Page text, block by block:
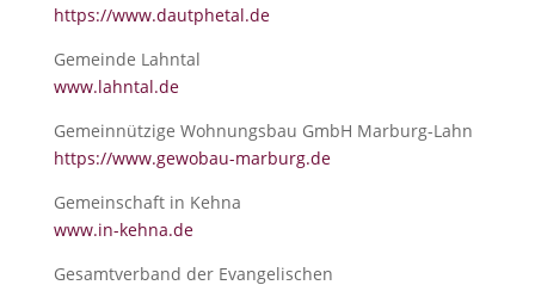
https://www.dautphetal.de
Gemeinde Lahntal
www.lahntal.de
Gemeinnützige Wohnungsbau GmbH Marburg-Lahn
https://www.gewobau-marburg.de
Gemeinschaft in Kehna
www.in-kehna.de
Gesamtverband der Evangelischen